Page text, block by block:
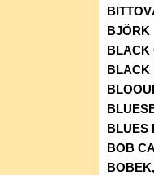
BJÖRK
BLACK
BLACK
BLUES
BOB